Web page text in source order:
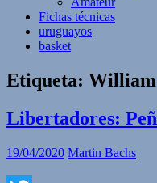
Fichas técnicas
uruguayos
basket
Etiqueta:
Libertadores:
19/04/2020 Martin Bachs